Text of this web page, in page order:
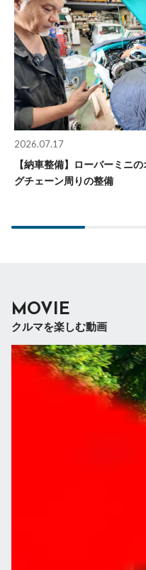
2026.07.17
【納車整備】ローバーミニ
グチェーン周りの整備
MOVIE
クルマを楽しむ動画